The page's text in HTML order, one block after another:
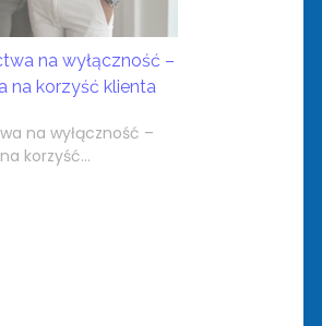
na wyłączność –
na korzyść klienta
na wyłączność –
korzyść...